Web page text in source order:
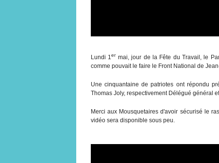
Lundi 1ermai, jour de la Fête du Travail, le
comme pouvait le faire le Front National de
Une cinquantaine de patriotes ont répondu
Thomas Joly, respectivement Délégué général
Merci aux Mousquetaires d'avoir sécurisé le
vidéo sera disponible sous peu.